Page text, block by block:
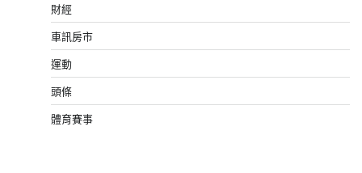
財經
車訊房市
運動
頭條
體育賽事